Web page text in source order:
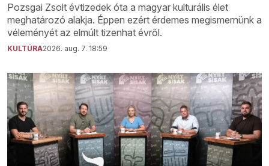
Pozsgai Zsolt évtizedek óta a magyar kulturális élet
meghatározó alakja. Éppen ezért érdemes megismernünk a
véleményét az elmúlt tizenhat évről.
KULTÚRA2026. aug. 7. 18:59